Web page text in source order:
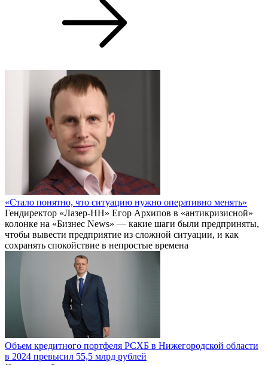
«Стало понятно, что ситуацию нужно оперативно менять»
Гендиректор «Лазер-НН» Егор Архипов в «антикризисной»
колонке на «Бизнес News» — какие шаги были предприняты,
чтобы вывести предприятие из сложной ситуации, и как
сохранять спокойствие в непростые времена
Объем кредитного портфеля РСХБ в Нижегородской области
в 2024 превысил 55,5 млрд рублей